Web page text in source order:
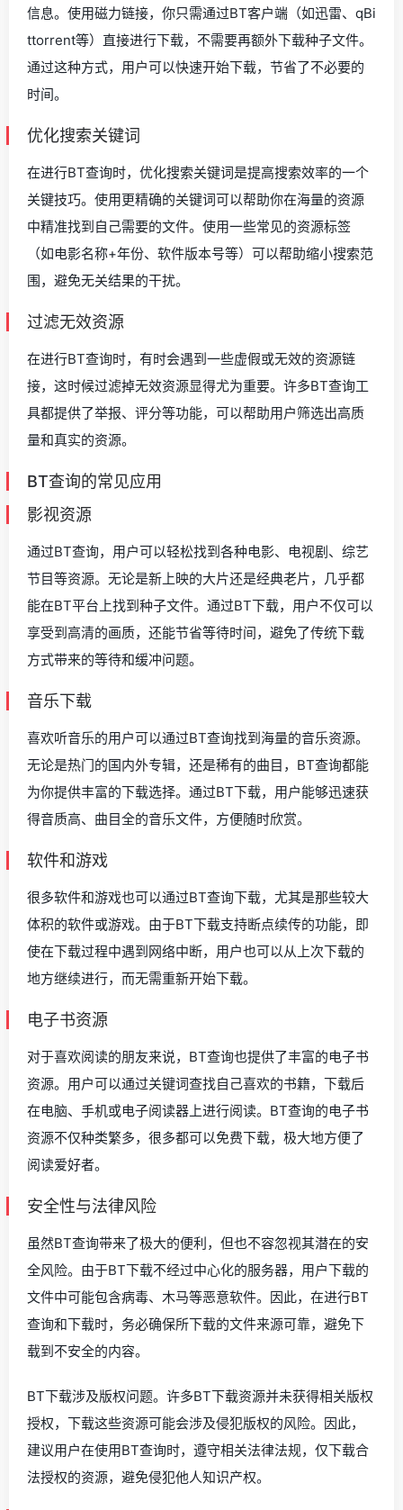
信息。使用磁力链接，你只需通过BT客户端（如迅雷、qBi
ttorrent等）直接进行下载，不需要再额外下载种子文件。
通过这种方式，用户可以快速开始下载，节省了不必要的
时间。
优化搜索关键词
在进行BT查询时，优化搜索关键词是提高搜索效率的一个
关键技巧。使用更精确的关键词可以帮助你在海量的资源
中精准找到自己需要的文件。使用一些常见的资源标签
（如电影名称+年份、软件版本号等）可以帮助缩小搜索范
围，避免无关结果的干扰。
过滤无效资源
在进行BT查询时，有时会遇到一些虚假或无效的资源链
接，这时候过滤掉无效资源显得尤为重要。许多BT查询工
具都提供了举报、评分等功能，可以帮助用户筛选出高质
量和真实的资源。
BT查询的常见应用
影视资源
通过BT查询，用户可以轻松找到各种电影、电视剧、综艺
节目等资源。无论是新上映的大片还是经典老片，几乎都
能在BT平台上找到种子文件。通过BT下载，用户不仅可以
享受到高清的画质，还能节省等待时间，避免了传统下载
方式带来的等待和缓冲问题。
音乐下载
喜欢听音乐的用户可以通过BT查询找到海量的音乐资源。
无论是热门的国内外专辑，还是稀有的曲目，BT查询都能
为你提供丰富的下载选择。通过BT下载，用户能够迅速获
得音质高、曲目全的音乐文件，方便随时欣赏。
软件和游戏
很多软件和游戏也可以通过BT查询下载，尤其是那些较大
体积的软件或游戏。由于BT下载支持断点续传的功能，即
使在下载过程中遇到网络中断，用户也可以从上次下载的
地方继续进行，而无需重新开始下载。
电子书资源
对于喜欢阅读的朋友来说，BT查询也提供了丰富的电子书
资源。用户可以通过关键词查找自己喜欢的书籍，下载后
在电脑、手机或电子阅读器上进行阅读。BT查询的电子书
资源不仅种类繁多，很多都可以免费下载，极大地方便了
阅读爱好者。
安全性与法律风险
虽然BT查询带来了极大的便利，但也不容忽视其潜在的安
全风险。由于BT下载不经过中心化的服务器，用户下载的
文件中可能包含病毒、木马等恶意软件。因此，在进行BT
查询和下载时，务必确保所下载的文件来源可靠，避免下
载到不安全的内容。
BT下载涉及版权问题。许多BT下载资源并未获得相关版权
授权，下载这些资源可能会涉及侵犯版权的风险。因此，
建议用户在使用BT查询时，遵守相关法律法规，仅下载合
法授权的资源，避免侵犯他人知识产权。